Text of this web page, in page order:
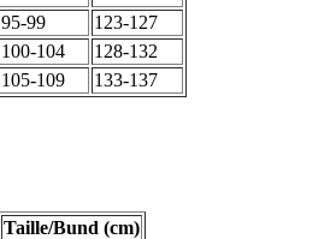
95-99
123-127
100-104
128-132
105-109 133-137
Taille/Bund (cm)